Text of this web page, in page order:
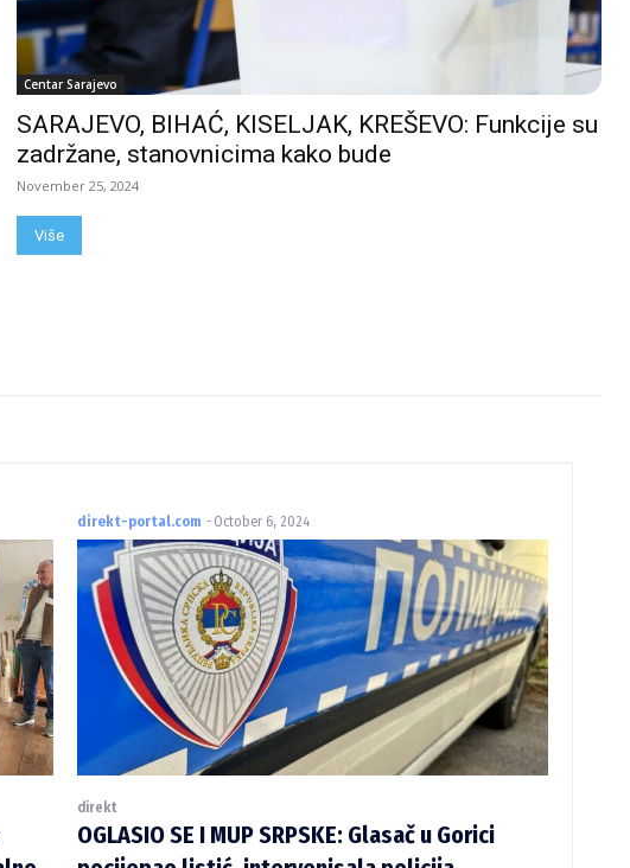
Centar Sarajevo
SARAJEVO, BIHAĆ, KISELJAK, KREŠEVO: Funkcije su
zadržane, stanovnicima kako bude
November 25, 2024
Više
direkt-portal.com - October 6, 2024
direkt
OGLASIO SE I MUP SRPSKE: Glasač u Gorici